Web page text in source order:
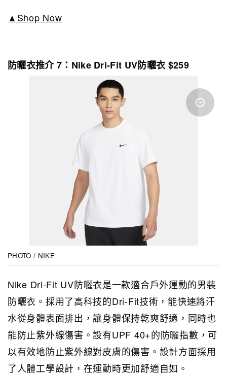
▲Shop Now
防曬衣推介 7：Nike Dri-Fit UV防曬衣 $259
PHOTO / NIKE
Nike Dri-Fit UV防曬衣是一款適合戶外運動的男裝
防曬衣。採用了高科技的Dri-Fit技術，能快速將汗
水從身體表面排出，讓身體保持乾爽舒適，同時也
能防止紫外線傷害。設有UPF 40+的防曬指數，可
以有效地防止紫外線對皮膚的傷害。設計方面採用
了人體工學設計，在運動時更加舒適自如。